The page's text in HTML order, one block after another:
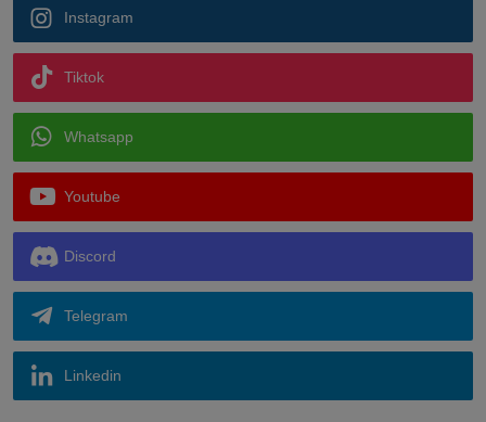
Instagram
Tiktok
Whatsapp
Youtube
Discord
Telegram
Linkedin